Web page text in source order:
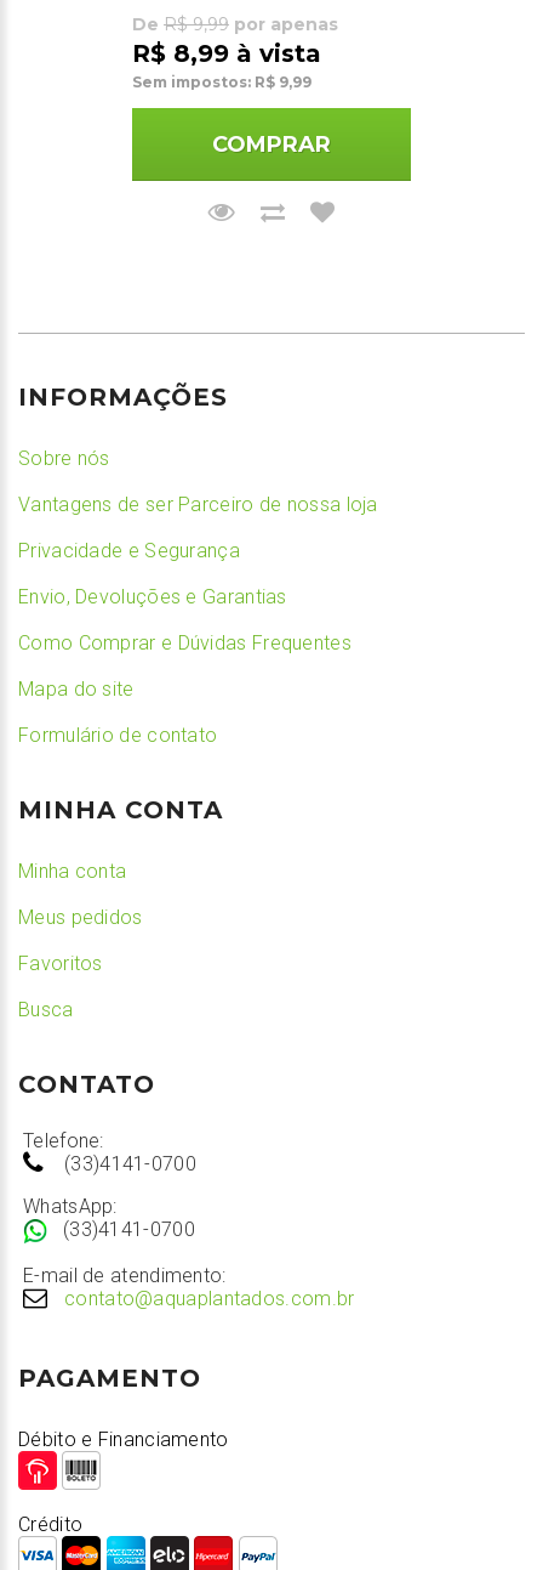
De R$ 9,99 por apenas
R$ 8,99 à vista
Sem impostos: R$ 9,99
COMPRAR
INFORMAÇÕES
Sobre nós
Vantagens de ser Parceiro de nossa loja
Privacidade e Segurança
Envio, Devoluções e Garantias
Como Comprar e Dúvidas Frequentes
Mapa do site
Formulário de contato
MINHA CONTA
Minha conta
Meus pedidos
Favoritos
Busca
CONTATO
Telefone:
(33)4141-0700
WhatsApp:
(33)4141-0700
E-mail de atendimento:
contato@aquaplantados.com.br
PAGAMENTO
Débito e Financiamento
Crédito